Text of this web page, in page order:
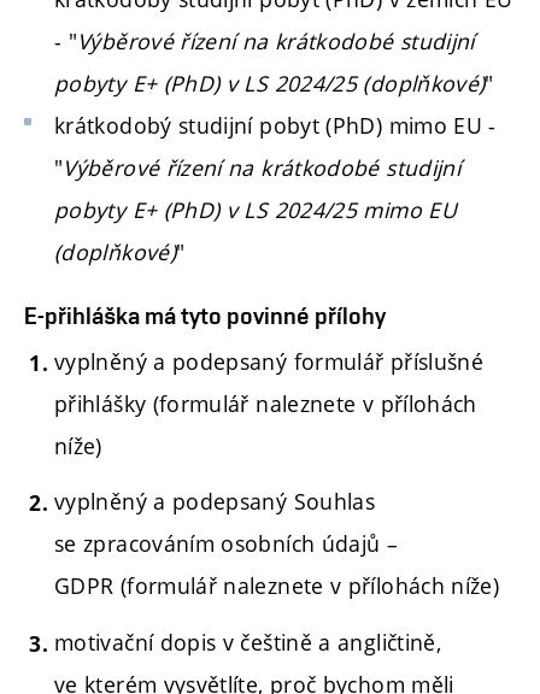
- "Výběrové řízení na krátkodobé studijní
pobyty E+ (PhD) v LS 2024/25 (doplňkové)"
krátkodobý studijní pobyt (PhD) mimo EU -
"Výběrové řízení na krátkodobé studijní
pobyty E+ (PhD) v LS 2024/25 mimo EU
(doplňkové)"
E-přihláška má tyto povinné přílohy
vyplněný a podepsaný formulář příslušné
přihlášky (formulář naleznete v přílohách
níže)
vyplněný a podepsaný Souhlas
se zpracováním osobních údajů –
GDPR (formulář naleznete v přílohách níže)
motivační dopis v češtině a angličtině,
ve kterém vysvětlíte, proč bychom měli